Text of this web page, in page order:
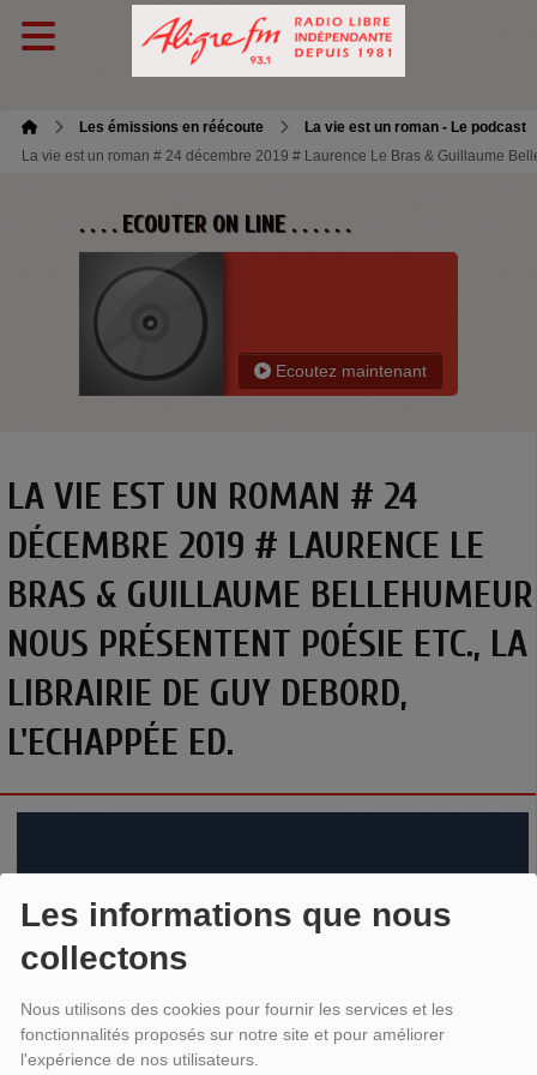
Les informations que nous
collectons
Nous utilisons des cookies pour fournir les services et les
fonctionnalités proposés sur notre site et pour améliorer
l'expérience de nos utilisateurs.
Les émissions en réécoute
La vie est un roman - Le podcast
La vie est un roman # 24 décembre 2019 # Laurence Le Bras & Guillaume
. . . . ECOUTER ON LINE . . . . . .
Ecoutez maintenant
LA VIE EST UN ROMAN # 24
DÉCEMBRE 2019 # LAURENCE LE
BRAS & GUILLAUME BELLEHUMEUR
NOUS PRÉSENTENT POÉSIE ETC., LA
LIBRAIRIE DE GUY DEBORD,
L'ECHAPPÉE ED.